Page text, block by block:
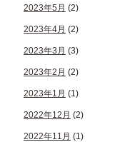
2023年5月 (2)
2023年4月 (2)
2023年3月 (3)
2023年2月 (2)
2023年1月 (1)
2022年12月 (2)
2022年11月 (1)